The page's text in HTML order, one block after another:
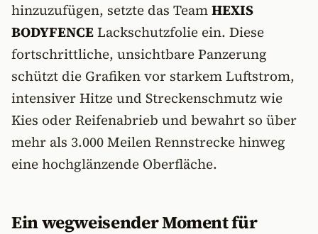
hinzuzufügen, setzte das TeamHEXIS
BODYFENCELackschutzfolie ein. Diese
fortschrittliche, unsichtbare Panzerung
schützt die Grafiken vor starkem Luftstrom,
intensiver Hitze und Streckenschmutz wie
Kies oder Reifenabrieb und bewahrt so über
mehr als 3.000 Meilen Rennstrecke hinweg
eine hochglänzende Oberfläche.
Ein wegweisender Moment für